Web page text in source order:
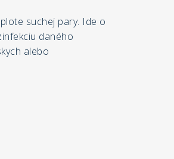
suchej pary. Ide o
daného
alebo